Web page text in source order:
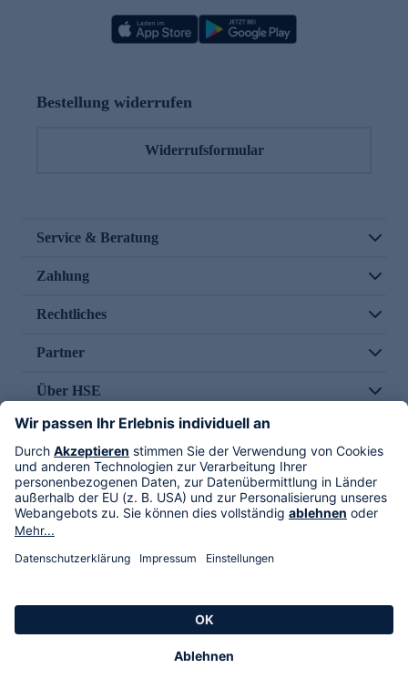
Bestellung widerrufen
Widerrufsformular
Service & Beratung
Zahlung
Rechtliches
Partner
Über HSE
Im TV
HSE International